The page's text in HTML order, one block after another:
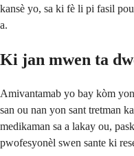
kansè yo, sa ki fè li pi fasil
a.
Ki jan mwen ta
Amivantamab yo bay kòm
san ou nan yon sant tretman
medikaman sa a lakay ou,
pwofesyonèl swen sante ki